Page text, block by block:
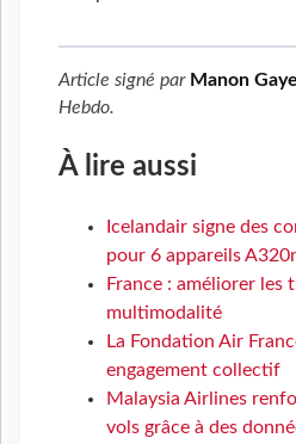
Article signé par Manon
Hebdo.
À lire aussi
Icelandair signe des
pour 6 appareils
France : améliorer les
multimodalité
La Fondation Air
engagement collectif
Malaysia Airlines
vols grâce à des